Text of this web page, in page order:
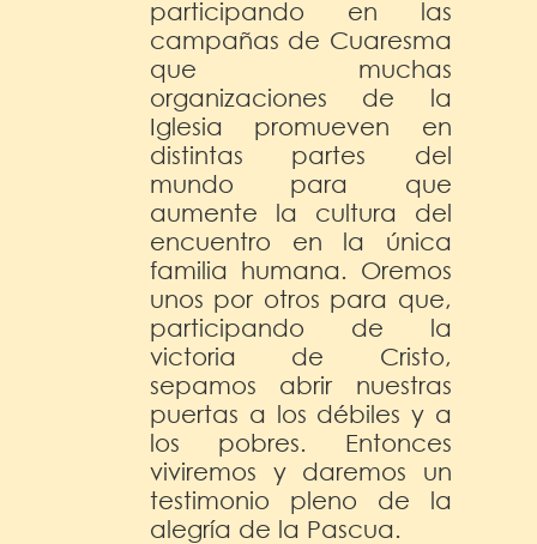
participando en las
campañas de Cuaresma
que muchas
organizaciones de la
Iglesia promueven en
distintas partes del
mundo para que
aumente la cultura del
encuentro en la única
familia humana. Oremos
unos por otros para que,
participando de la
victoria de Cristo,
sepamos abrir nuestras
puertas a los débiles y a
los pobres. Entonces
viviremos y daremos un
testimonio pleno de la
alegría de la Pascua.